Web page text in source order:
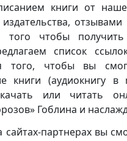
книги от
того чтобы
список
того, чтобы вы
книги (аудиокнигу в
или читать
Гоблина и
сайтах-партнерах вы